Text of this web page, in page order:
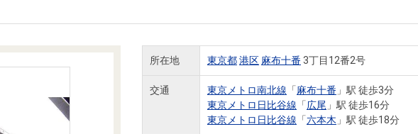
新築・中古一戸建てを探す 土地を探す
AI不動産査定
店舗のご案内（名古屋） 店舗のご案内（関西）
会社概要 MUFG Way
役員一覧
キャリア採用情報
所在地 東京都港区 麻布十番 3丁目12番2号
交通 東京メトロ南北線 「麻布十番 」駅 徒歩3分
東京メトロ日比谷線 「広尾 」駅 徒歩16分
東京メトロ日比谷線 「六本木 」駅 徒歩18分